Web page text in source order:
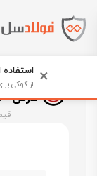
فولادسل
عرض 1250
× از کوکی